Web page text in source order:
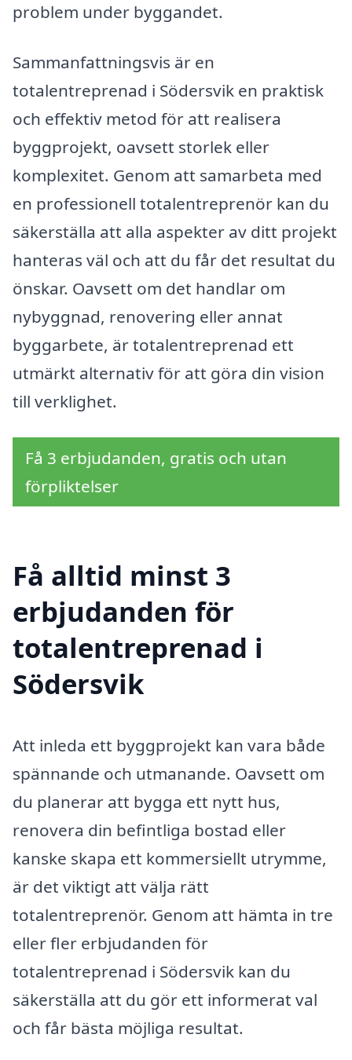
problem under byggandet.
Sammanfattningsvis är en
totalentreprenad i Södersvik en praktisk
och effektiv metod för att realisera
byggprojekt, oavsett storlek eller
komplexitet. Genom att samarbeta med
en professionell totalentreprenör kan du
säkerställa att alla aspekter av ditt projekt
hanteras väl och att du får det resultat du
önskar. Oavsett om det handlar om
nybyggnad, renovering eller annat
byggarbete, är totalentreprenad ett
utmärkt alternativ för att göra din vision
till verklighet.
Få 3 erbjudanden, gratis och utan
förpliktelser
Få alltid minst 3
erbjudanden för
totalentreprenad i
Södersvik
Att inleda ett byggprojekt kan vara både
spännande och utmanande. Oavsett om
du planerar att bygga ett nytt hus,
renovera din befintliga bostad eller
kanske skapa ett kommersiellt utrymme,
är det viktigt att välja rätt
totalentreprenör. Genom att hämta in tre
eller fler erbjudanden för
totalentreprenad i Södersvik kan du
säkerställa att du gör ett informerat val
och får bästa möjliga resultat.